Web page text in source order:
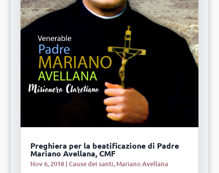
Preghiera per la beatificazione di Padre
Mariano Avellana, CMF
Nov 6, 2018| Cause dei santi,Mariano Avellana